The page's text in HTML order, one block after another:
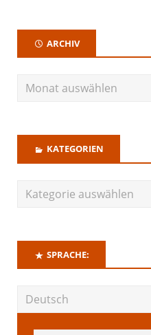
ARCHIV
KATEGORIEN
SPRACHE: